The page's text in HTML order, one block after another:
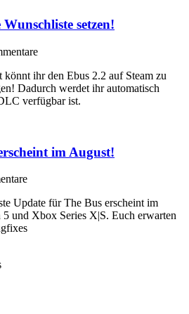
setzen!
ihr den Ebus 2.2 auf Steam zu
Dadurch werdet ihr automatisch
verfügbar ist.
im August!
Update für The Bus erscheint im
und Xbox Series X|S. Euch erwarten